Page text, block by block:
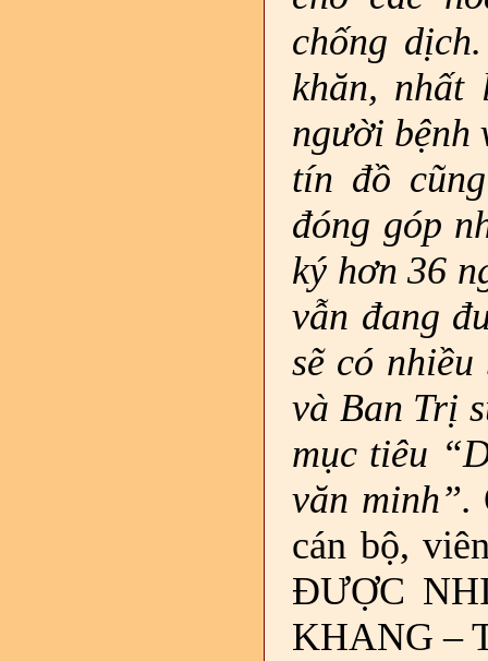
chống
khăn, nhất
người bệnh
tín đồ
đóng góp
ký hơn 36
vẫn đang
sẽ có
và Ban Trị
mục tiêu
văn minh”.
cán bộ,
ĐƯỢC
KHANG –